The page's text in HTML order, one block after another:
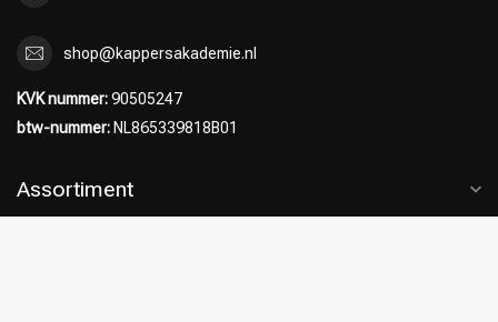
shop@kappersakademie.nl
KVK nummer:90505247
btw-nummer: NL865339818B01
Assortiment